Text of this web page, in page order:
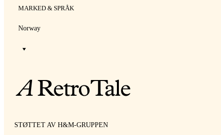
MARKED & SPRÅK
Norway
STØTTET AV H&M-GRUPPEN